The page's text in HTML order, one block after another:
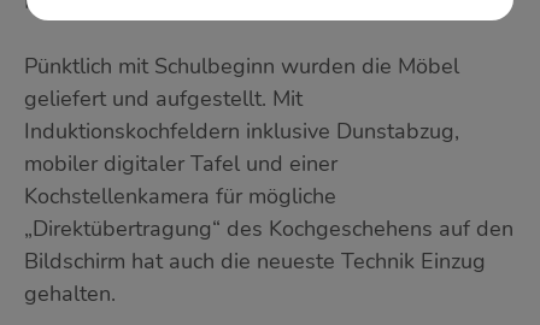
Pünktlich mit Schulbeginn wurden die Möbel
geliefert und aufgestellt. Mit
Induktionskochfeldern inklusive Dunstabzug,
mobiler digitaler Tafel und einer
Kochstellenkamera für mögliche
„Direktübertragung“ des Kochgeschehens auf den
Bildschirm hat auch die neueste Technik Einzug
gehalten.